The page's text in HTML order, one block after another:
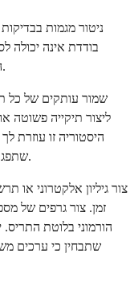
ניטור מגמות
בודדת אינה יכולה
הבריאות שלך ועל כמה התערבויות עובדות היטב.
שמור עותקים של כל
ליצור תיקייה פשוטה
היסטוריה זו עוזרת
שתפגוש יקבל גישה להיסטוריית הבדיקות המלאה שלך.
צור גיליון אלקטרוני או
זמן. צור גרפים של
הורמוני בלוטת התריס.
שתבחין כי ערכים